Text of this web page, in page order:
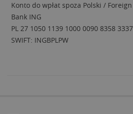
Konto do wpłat spoza Polski /
Bank ING
PL 27 1050 1139 1000 0090 8358 3337
SWIFT: INGBPLPW